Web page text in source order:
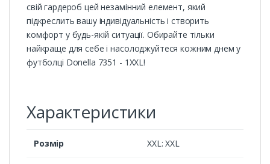
свій гардероб цей незамінний елемент, який
підкреслить вашу індивідуальність і створить
комфорт у будь-якій ситуації. Обирайте тільки
найкраще для себе і насолоджуйтеся кожним днем у
футболці Donella 7351 - 1XXL!
Характеристики
Розмір XXL: XXL